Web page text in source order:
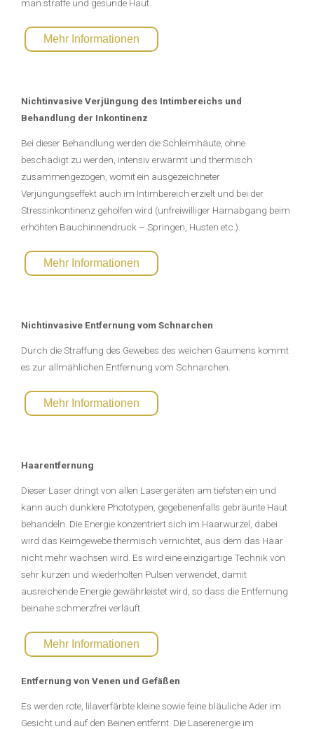
man straffe und gesunde Haut.
Mehr Informationen
Nichtinvasive Verjüngung des Intimbereichs und
Behandlung der Inkontinenz
Bei dieser Behandlung werden die Schleimhäute, ohne
beschädigt zu werden, intensiv erwärmt und thermisch
zusammengezogen, womit ein ausgezeichneter
Verjüngungseffekt auch im Intimbereich erzielt und bei der
Stressinkontinenz geholfen wird (unfreiwilliger Harnabgang beim
erhöhten Bauchinnendruck – Springen, Husten etc.).
Mehr Informationen
Nichtinvasive Entfernung vom Schnarchen
Durch die Straffung des Gewebes des weichen Gaumens kommt
es zur allmählichen Entfernung vom Schnarchen.
Mehr Informationen
Haarentfernung
Dieser Laser dringt von allen Lasergeräten am tiefsten ein und
kann auch dunklere Phototypen, gegebenenfalls gebräunte Haut
behandeln. Die Energie konzentriert sich im Haarwurzel, dabei
wird das Keimgewebe thermisch vernichtet, aus dem das Haar
nicht mehr wachsen wird. Es wird eine einzigartige Technik von
sehr kurzen und wiederholten Pulsen verwendet, damit
ausreichende Energie gewährleistet wird, so dass die Entfernung
beinahe schmerzfrei verläuft.
Mehr Informationen
Entfernung von Venen und Gefäßen
Es werden rote, lilaverfärbte kleine sowie feine bläuliche Ader im
Gesicht und auf den Beinen entfernt. Die Laserenergie im